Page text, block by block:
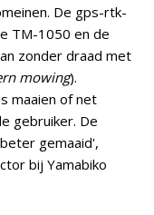
De gps-rtk-
TM-1050 en de
zonder draad met
mowing).
maaien of net
gebruiker. De
gemaaid',
bij Yamabiko